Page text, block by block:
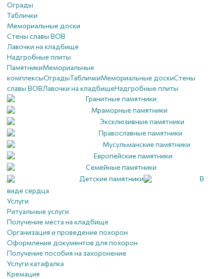
Ограды
Таблички
Мемориальные доски
Стены славы ВОВ
Лавочки на кладбище
Надгробные плиты
ПамятникиМемориальные
комплексыОградыТабличкиМемориальные доскиСтены
славы ВОВЛавочки на кладбищеНадгробные плиты
Гранитные памятники
Мраморные памятники
Эксклюзивные памятники
Православные памятники
Мусульманские памятники
Европейские памятники
Семейные памятники
Детские памятники
В
виде сердца
Услуги
Ритуальные услуги
Получение места на кладбище
Организация и проведение похорон
Оформление документов для похорон
Получение пособия на захоронение
Услуги катафалка
Кремация